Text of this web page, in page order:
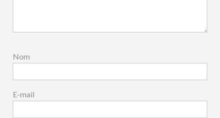
Nom
E-mail